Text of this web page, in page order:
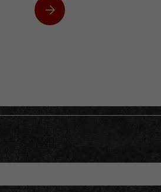
La Recette des Tacos Mexicains